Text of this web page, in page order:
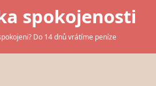
spokojenosti
Do 14 dnů vrátíme peníze